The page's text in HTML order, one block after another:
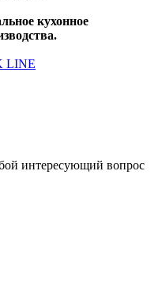
кухонное
LINE
интересующий вопрос